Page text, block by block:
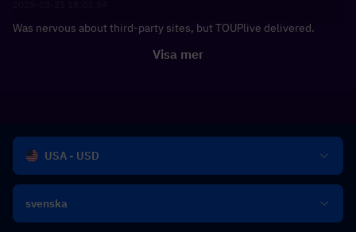
Was nervous about third-party sites, but TOUPlive delivered.
Visa mer
USA - USD
svenska